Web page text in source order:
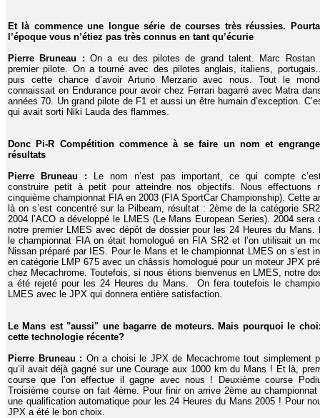
Et là commence une longue série de courses très réussies.
l’époque vous n’étiez pas très connus en tant qu’écurie
Pierre Bruneau : On a eu des pilotes de grand talent. Marc Rostan
premier pilote. On a tourné avec des pilotes anglais, italiens,
puis cette chance d’avoir Arturio Merzario avec nous. Tout le
connaissait en Endurance pour avoir chez Ferrari bagarré avec Matra
années 70. Un grand pilote de F1 et aussi un être humain d’exception.
qui avait sorti Niki Lauda des flammes.
Donc Pi-R Compétition commence à se faire un nom et
résultats
Pierre Bruneau :
Le nom n’est pas important, ce qui compte
construire petit à petit pour atteindre nos objectifs. Nous effectuons
cinquième championnat FIA en 2003 (FIA SportCar Championship). Cette
là on s’est concentré sur la Pilbeam, résultat : 2ème de la catégorie
2004 l’ACO a développé le LMES (Le Mans European Series). 2004 sera
notre premier LMES avec dépôt de dossier pour les 24 Heures du Mans.
le championnat FIA on était homologué en FIA SR2 et l’on utilisait un
Nissan préparé par IES. Pour le Mans et le championnat LMES on s’est
en catégorie LMP 675 avec un châssis homologué pour un moteur JPX
chez Mecachrome. Toutefois, si nous étions bienvenus en LMES, notre
a été rejeté pour les 24 Heures du Mans. On fera toutefois le
LMES avec le JPX qui donnera entière satisfaction.
Le Mans est "aussi" une bagarre de moteurs. Mais pourquoi le
cette technologie récente?
Pierre Bruneau : On a choisi le JPX de Mecachrome tout simplement
qu’il avait déjà gagné sur une Courage aux 1000 km du Mans ! Et là,
course que l’on effectue il gagne avec nous ! Deuxième course
Troisième course on fait 4ème. Pour finir on arrive 2ème au championnat
une qualification automatique pour les 24 Heures du Mans 2005 ! Pour
JPX a été le bon choix.